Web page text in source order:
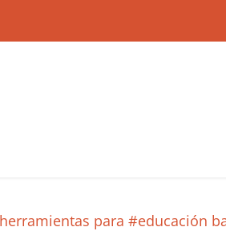
para #educación